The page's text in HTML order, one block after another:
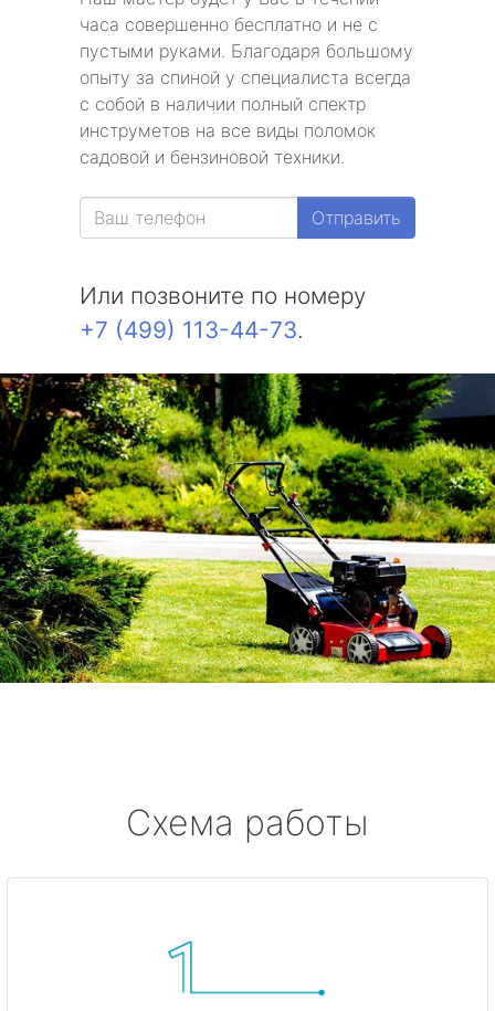
часа совершенно бесплатно и не с
пустыми руками. Благодаря большому
опыту за спиной у специалиста всегда
с собой в наличии полный спектр
инструметов на все виды поломок
садовой и бензиновой техники.
Отправить
Или позвоните по номеру
+7 (499) 113-44-73.
Схема работы